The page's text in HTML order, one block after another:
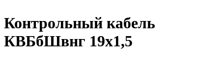
Контрольный кабель
КВБбШвнг 19х1,5